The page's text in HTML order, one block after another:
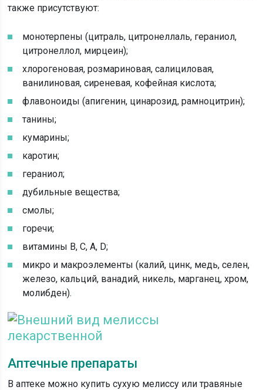
также присутствуют:
монотерпены (цитраль, цитронеллаль, гераниол,
цитронеллол, мирцеин);
хлорогеновая, розмариновая, салициловая,
ванилиновая, сиреневая, кофейная кислота;
флавоноиды (апигенин, цинарозид, рамноцитрин);
танины;
кумарины;
каротин;
гераниол;
дубильные вещества;
смолы;
горечи;
витамины B, С, А, D;
микро и макроэлементы (калий, цинк, медь, селен,
железо, кальций, ванадий, никель, марганец, хром,
молибден).
Аптечные препараты
В аптеке можно купить сухую мелиссу или травяные